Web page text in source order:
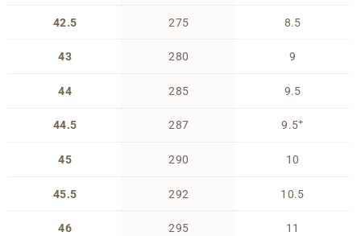
42.5
43
44
44.5
45
45.5
46
275
280
285
287
290
292
295
8.5
9
9.5
9.5+
10
10.5
11